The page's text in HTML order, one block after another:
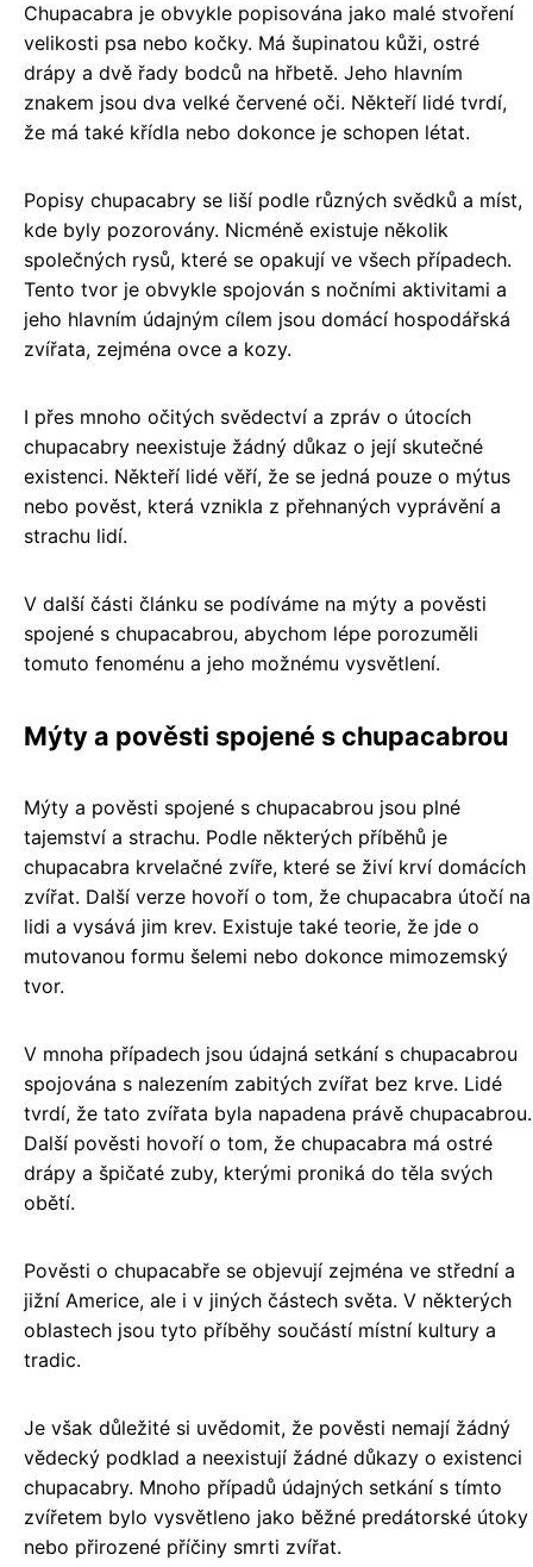
Chupacabra je obvykle popisována jako malé stvoření
velikosti psa nebo kočky. Má šupinatou kůži, ostré
drápy a dvě řady bodců na hřbetě. Jeho hlavním
znakem jsou dva velké červené oči. Někteří lidé tvrdí,
že má také křídla nebo dokonce je schopen létat.
Popisy chupacabry se liší podle různých svědků a míst,
kde byly pozorovány. Nicméně existuje několik
společných rysů, které se opakují ve všech případech.
Tento tvor je obvykle spojován s nočními aktivitami a
jeho hlavním údajným cílem jsou domácí hospodářská
zvířata, zejména ovce a kozy.
I přes mnoho očitých svědectví a zpráv o útocích
chupacabry neexistuje žádný důkaz o její skutečné
existenci. Někteří lidé věří, že se jedná pouze o mýtus
nebo pověst, která vznikla z přehnaných vyprávění a
strachu lidí.
V další části článku se podíváme na mýty a pověsti
spojené s chupacabrou, abychom lépe porozuměli
tomuto fenoménu a jeho možnému vysvětlení.
Mýty a pověsti spojené s chupacabrou
Mýty a pověsti spojené s chupacabrou jsou plné
tajemství a strachu. Podle některých příběhů je
chupacabra krvelačné zvíře, které se živí krví domácích
zvířat. Další verze hovoří o tom, že chupacabra útočí na
lidi a vysává jim krev. Existuje také teorie, že jde o
mutovanou formu šelemi nebo dokonce mimozemský
tvor.
V mnoha případech jsou údajná setkání s chupacabrou
spojována s nalezením zabitých zvířat bez krve. Lidé
tvrdí, že tato zvířata byla napadena právě chupacabrou.
Další pověsti hovoří o tom, že chupacabra má ostré
drápy a špičaté zuby, kterými proniká do těla svých
obětí.
Pověsti o chupacabře se objevují zejména ve střední a
jižní Americe, ale i v jiných částech světa. V některých
oblastech jsou tyto příběhy součástí místní kultury a
tradic.
Je však důležité si uvědomit, že pověsti nemají žádný
vědecký podklad a neexistují žádné důkazy o existenci
chupacabry. Mnoho případů údajných setkání s tímto
zvířetem bylo vysvětleno jako běžné predátorské útoky
nebo přirozené příčiny smrti zvířat.